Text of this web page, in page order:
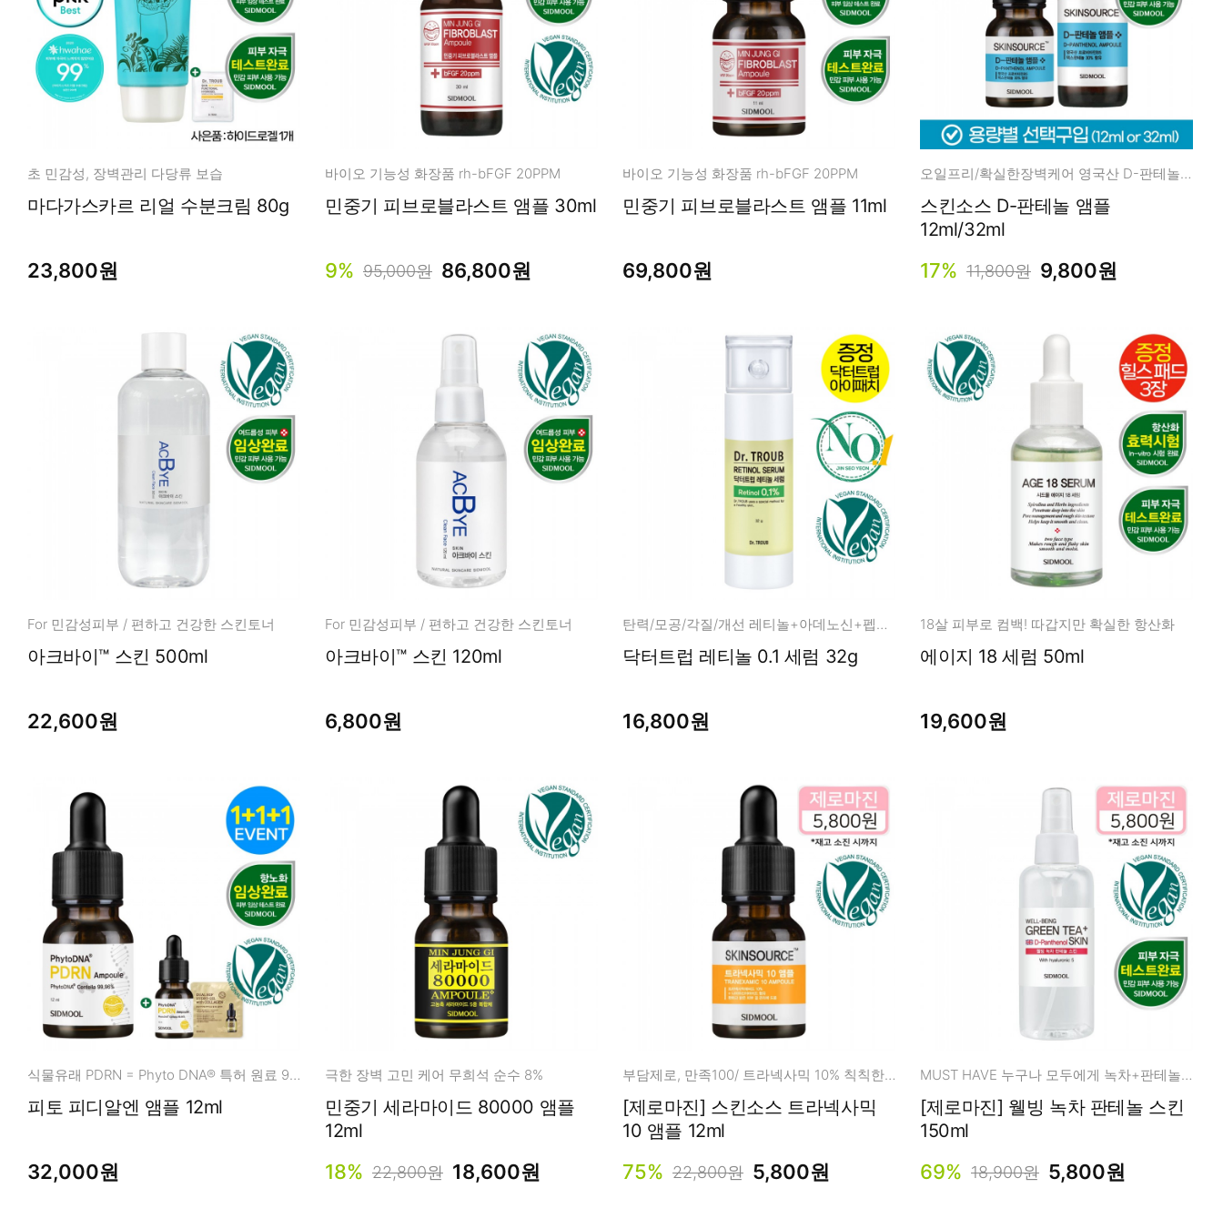
초 민감성, 장벽관리 다당류 보습
마다가스카르 리얼 수분크림 80g
23,800원
바이오 기능성 화장품 rh-bFGF 20PPM
민중기 피브로블라스트 앰플 30ml
9% 95,000원 86,800원
바이오 기능성 화장품 rh-bFGF 20PPM
민중기 피브로블라스트 앰플 11ml
69,800원
오일프리/확실한장벽케어 영국산 D-판테놀 30%
스킨소스 D-판테놀 앰플
12ml/32ml
17% 11,800원 9,800원
For 민감성피부 / 편하고 건강한 스킨토너
아크바이™ 스킨 500ml
22,600원
For 민감성피부 / 편하고 건강한 스킨토너
아크바이™ 스킨 120ml
6,800원
탄력/모공/각질/개선 레티놀+아데노신+펩타이드
닥터트럽 레티놀 0.1 세럼 32g
16,800원
18살 피부로 컴백! 따갑지만 확실한 항산화
에이지 18 세럼 50ml
19,600원
식물유래 PDRN = Phyto DNA® 특허 원료 99.96%
피토 피디알엔 앰플 12ml
32,000원
극한 장벽 고민 케어 무희석 순수 8%
민중기 세라마이드 80000 앰플
12ml
18% 22,800원 18,600원
부담제로, 만족100/ 트라넥사믹 10% 칙칙한피부, 다크스팟, 에이지스팟
[제로마진] 스킨소스 트라넥사믹
10 앰플 12ml
75% 22,800원 5,800원
MUST HAVE 누구나 모두에게 녹차+판테놀+저/고분자 히알루론산 레시피
[제로마진] 웰빙 녹차 판테놀 스킨
150ml
69% 18,900원 5,800원